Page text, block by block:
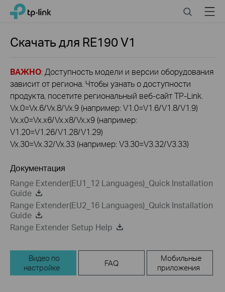
Click
navigation
TP-Link, Reliably Smart SearchMenu
Скачать для RE190V1
ВАЖНО: Доступность модели и версии оборудования
зависит от региона. Чтобы узнать о доступности
продукта, посетите региональный веб-сайт TP-Link.
Vx.0=Vx.6/Vx.8/Vx.9 (например: V1.0=V1.6/V1.8/V1.9)
Vx.x0=Vx.x6/Vx.x8/Vx.x9 (например:
V1.20=V1.26/V1.28/V1.29)
Vx.30=Vx.32/Vx.33 (например: V3.30=V3.32/V3.33)
Документация
Range Extender(EU1_12 Languages)_Quick Installation
Guide
Range Extender(EU2_16 Languages)_Quick Installation
Guide
Range Extender Setup Help
Видео по
настройке
FAQ
Мобильные
приложения